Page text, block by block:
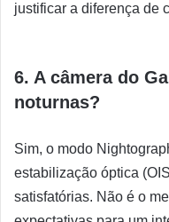
justificar a diferença de
6. A câmera do
noturnas?
Sim, o modo
estabilização óptica
satisfatórias. Não é o